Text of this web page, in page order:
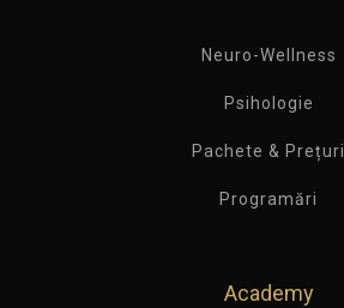
Neuro-Wellness
Psihologie
Pachete & Prețuri
Programări
Academy